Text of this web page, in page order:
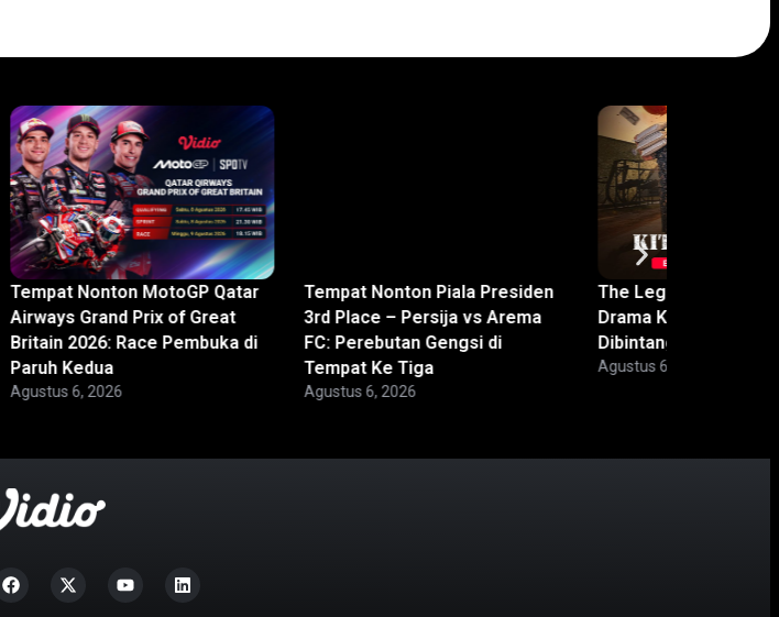
Tempat Nonton MotoGP Qatar
Airways Grand Prix of Great
Britain 2026: Race Pembuka di
Paruh Kedua
Agustus 6, 2026
Tempat Nonton Piala Presiden
3rd Place – Persija vs Arema
FC: Perebutan Gengsi di
Tempat Ke Tiga
Agustus 6, 2026
The Legend of
Drama Korea Baru
Dibintangi Park Ji
Agustus 6, 2026